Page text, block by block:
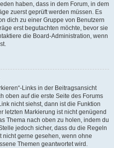
haben, dass in dem Forum, in dem
zuerst geprüft werden müssen. Es
dich zu einer Gruppe von Benutzern
erst begutachten möchte, bevor sie
die Board-Administration, wenn
Links in der Beitragsansicht
oben auf die erste Seite des Forums
nicht siehst, dann ist die Funktion
letzten Markierung ist nicht genügend
Thema nach oben zu holen, indem du
jedoch sicher, dass du die Regeln
nicht gerne gesehen, wenn ohne
Themen geantwortet wird.